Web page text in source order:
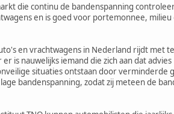
die continu de bandenspanning
en is goed voor portemonnee,
en vrachtwagens in Nederland rijdt met
is nauwelijks iemand die zich aan dat
situaties ontstaan door verminderde
bandenspanning, zodat zij meteen de